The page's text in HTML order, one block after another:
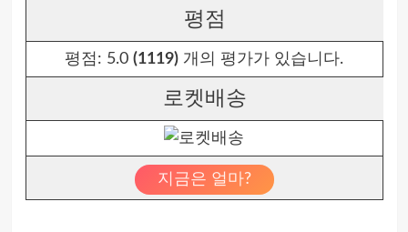
평점
평점: 5.0 (1119) 개의 평가가 있습니다.
로켓배송
지금은 얼마?